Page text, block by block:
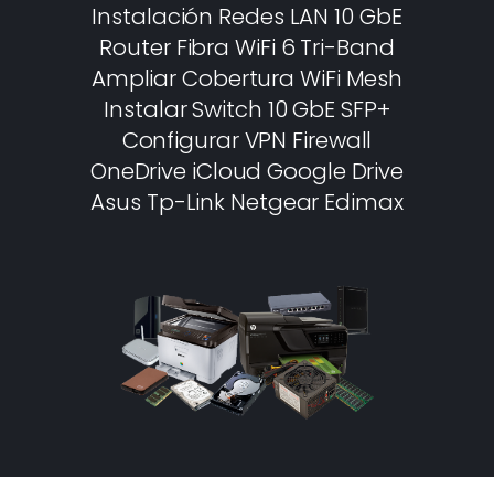
Instalación Redes LAN 10 GbE
Router Fibra WiFi 6 Tri-Band
Ampliar Cobertura WiFi Mesh
Instalar Switch 10 GbE SFP+
Configurar VPN Firewall
OneDrive iCloud Google Drive
Asus Tp-Link Netgear Edimax